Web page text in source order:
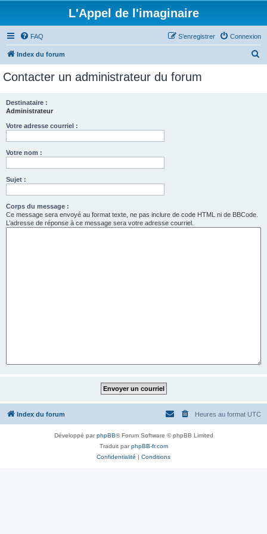
L'Appel de l'imaginaire
FAQ Connexion
S’enregistrer
Index du forum
Contacter un administrateur du forum
Destinataire :
Administrateur
Votre adresse courriel :
Votre nom :
Sujet :
Corps du message :
Ce message sera envoyé au format texte, ne pas inclure de code HTML ni de BBCode.
L’adresse de réponse à ce message sera votre adresse courriel.
Index du forum Heures au format UTC
Développé parphpBB® Forum Software © phpBB Limited
Traduit parphpBB-fr.com
Confidentialité | Conditions